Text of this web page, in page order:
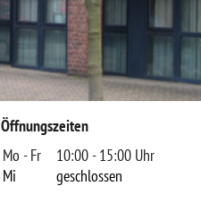
Öffnungszeiten
Mo - Fr
10:00 - 15:00 Uhr
Mi
geschlossen